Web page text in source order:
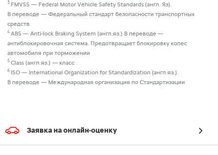
3 FMVSS — Federal Motor Vehicle Safety Standards (англ. Яз).
В переводе — Федеральный стандарт безопасности транспортных
средств
4 ABS — Anti-lock Braking System (англ.яз.) В переводе —
антиблокировочная система. Предотвращает блокировку колес
автомобиля при торможении
5 Class (англ.яз.) — класс
6 ISO — International Organization for Standardization (англ.яз.).
В переводе — Международная организация по Стандартизации
Заявка на онлайн-оценку